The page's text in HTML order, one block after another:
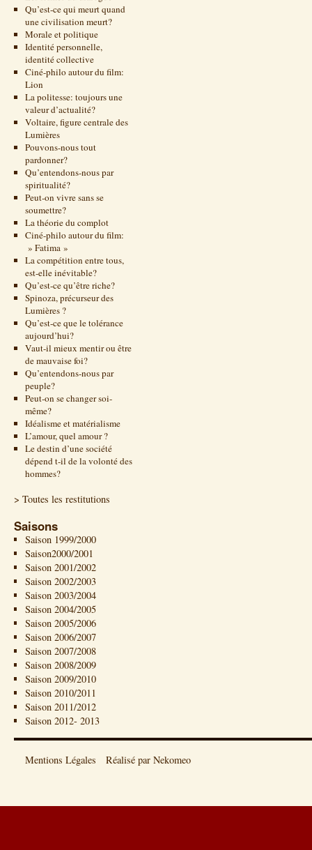
Qu’est-ce qui meurt quand
une civilisation meurt?
Morale et politique
Identité personnelle,
identité collective
Ciné-philo autour du film:
Lion
La politesse: toujours une
valeur d’actualité?
Voltaire, figure centrale des
Lumières
Pouvons-nous tout
pardonner?
Qu’entendons-nous par
spiritualité?
Peut-on vivre sans se
soumettre?
La théorie du complot
Ciné-philo autour du film:
» Fatima »
La compétition entre tous,
est-elle inévitable?
Qu’est-ce qu’être riche?
Spinoza, précurseur des
Lumières ?
Qu’est-ce que le tolérance
aujourd’hui?
Vaut-il mieux mentir ou être
de mauvaise foi?
Qu’entendons-nous par
peuple?
Peut-on se changer soi-
même?
Idéalisme et matérialisme
L’amour, quel amour ?
Le destin d’une société
dépend t-il de la volonté des
hommes?
> Toutes les restitutions
Saisons
Saison 1999/2000
Saison2000/2001
Saison 2001/2002
Saison 2002/2003
Saison 2003/2004
Saison 2004/2005
Saison 2005/2006
Saison 2006/2007
Saison 2007/2008
Saison 2008/2009
Saison 2009/2010
Saison 2010/2011
Saison 2011/2012
Saison 2012- 2013
Mentions Légales Réalisé par Nekomeo